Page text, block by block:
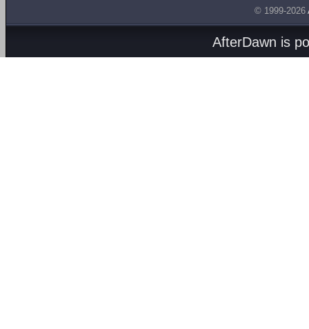
© 1999-2026
AfterDawn is